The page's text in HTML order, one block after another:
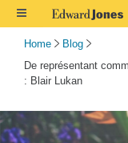
Toggle
Home
Blog
De représentant
: Blair Lukan